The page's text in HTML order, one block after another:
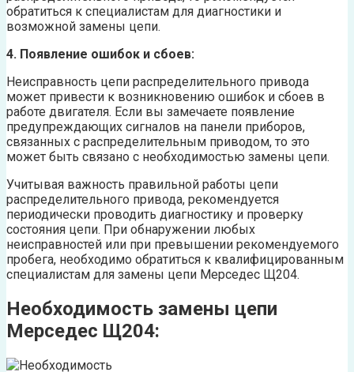
обратиться к специалистам для диагностики и
возможной замены цепи.
4. Появление ошибок и сбоев:
Неисправность цепи распределительного привода
может привести к возникновению ошибок и сбоев в
работе двигателя. Если вы замечаете появление
предупреждающих сигналов на панели приборов,
связанных с распределительным приводом, то это
может быть связано с необходимостью замены цепи.
Учитывая важность правильной работы цепи
распределительного привода, рекомендуется
периодически проводить диагностику и проверку
состояния цепи. При обнаружении любых
неисправностей или при превышении рекомендуемого
пробега, необходимо обратиться к квалифицированным
специалистам для замены цепи Мерседес Щ204.
Необходимость замены цепи
Мерседес Щ204: